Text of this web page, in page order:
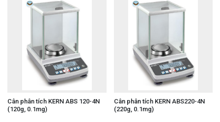
Cân phân tích KERN ABS 120-4N
(120g, 0.1mg)
Cân phân tích KERN ABS220-4N
(220g, 0.1mg)